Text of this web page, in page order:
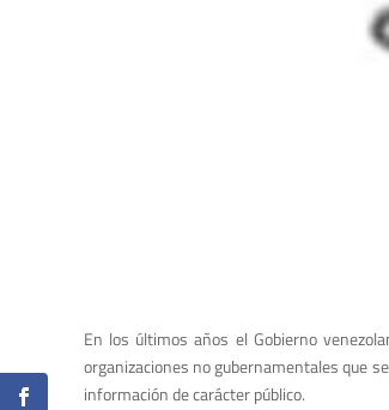
En los últimos años el Gobierno
organizaciones no gubernamentales que
información de carácter público.